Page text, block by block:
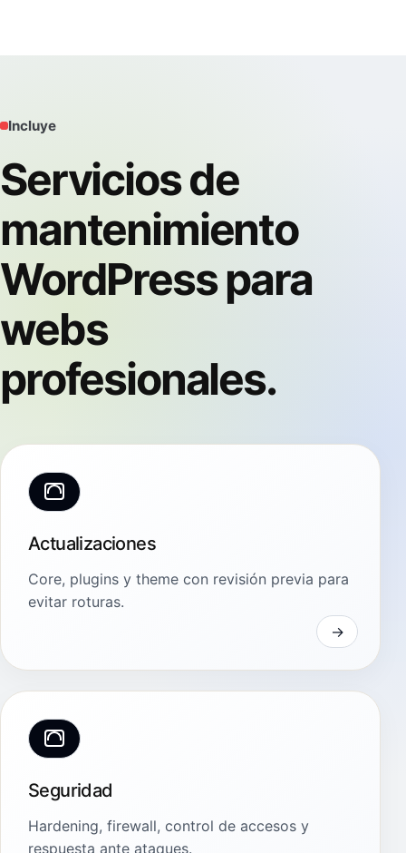
Incluye
Servicios de
mantenimiento
WordPress para
webs
profesionales.
Actualizaciones
Core, plugins y theme con revisión previa para
evitar roturas.
Seguridad
Hardening, firewall, control de accesos y
respuesta ante ataques.